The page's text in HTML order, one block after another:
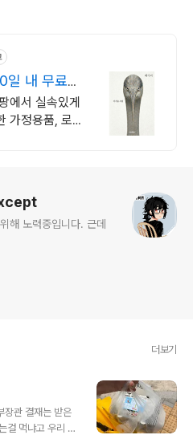
내 무료반
에서 실속있게
가정용품, 로켓
해 노력중입니다. 근데
더보기
장관 결재는 받은
걸 먹냐고 우리 다